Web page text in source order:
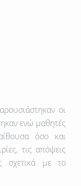
οι
ενώ μαθητές
όσο και
τις απόψεις
σχετικά με το